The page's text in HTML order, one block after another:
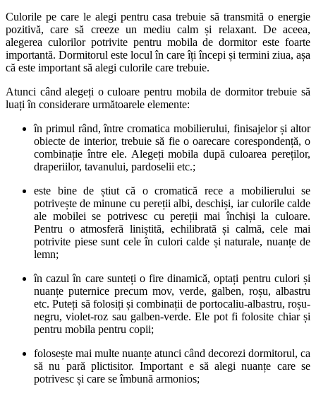
Culorile pe care le alegi pentru casa trebuie să transmită o energie
pozitivă, care să creeze un mediu calm și relaxant. De aceea,
alegerea culorilor potrivite pentru mobila de dormitor este foarte
importantă. Dormitorul este locul în care îți începi și termini ziua, așa
că este important să alegi culorile care trebuie.
Atunci când alegeți o culoare pentru mobila de dormitor trebuie să
luați în considerare următoarele elemente:
în primul rând, între cromatica mobilierului, finisajelor și altor
obiecte de interior, trebuie să fie o oarecare corespondență, o
combinație între ele. Alegeți mobila după culoarea pereților,
draperiilor, tavanului, pardoselii etc.;
este bine de știut că o cromatică rece a mobilierului se
potrivește de minune cu pereții albi, deschiși, iar culorile calde
ale mobilei se potrivesc cu pereții mai închiși la culoare.
Pentru o atmosferă liniștită, echilibrată și calmă, cele mai
potrivite piese sunt cele în culori calde și naturale, nuanțe de
lemn;
în cazul în care sunteți o fire dinamică, optați pentru culori și
nuanțe puternice precum mov, verde, galben, roșu, albastru
etc. Puteți să folosiți și combinații de portocaliu-albastru, roșu-
negru, violet-roz sau galben-verde. Ele pot fi folosite chiar și
pentru mobila pentru copii;
folosește mai multe nuanțe atunci când decorezi dormitorul, ca
să nu pară plictisitor. Important e să alegi nuanțe care se
potrivesc și care se îmbună armonios;